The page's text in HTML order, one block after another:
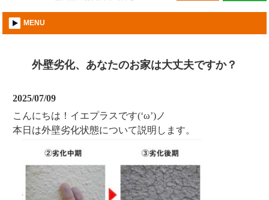
MENU
外壁劣化、あなたのお家は大丈夫ですか？
2025/07/09
こんにちは！イエプラスです(‘ω’)ノ
本日は外壁劣化状態について説明します。